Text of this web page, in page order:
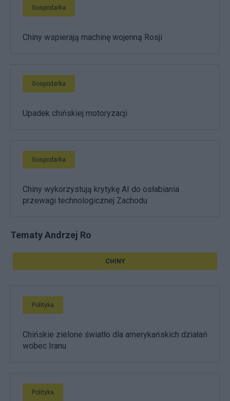
Gospodarka
Chiny wspierają machinę wojenną Rosji
Gospodarka
Upadek chińskiej motoryzacji
Gospodarka
Chiny wykorzystują krytykę AI do osłabiania
przewagi technologicznej Zachodu
Tematy Andrzej Ro
CHINY
Polityka
Chińskie zielone światło dla amerykańskich działań
wobec Iranu
Polityka